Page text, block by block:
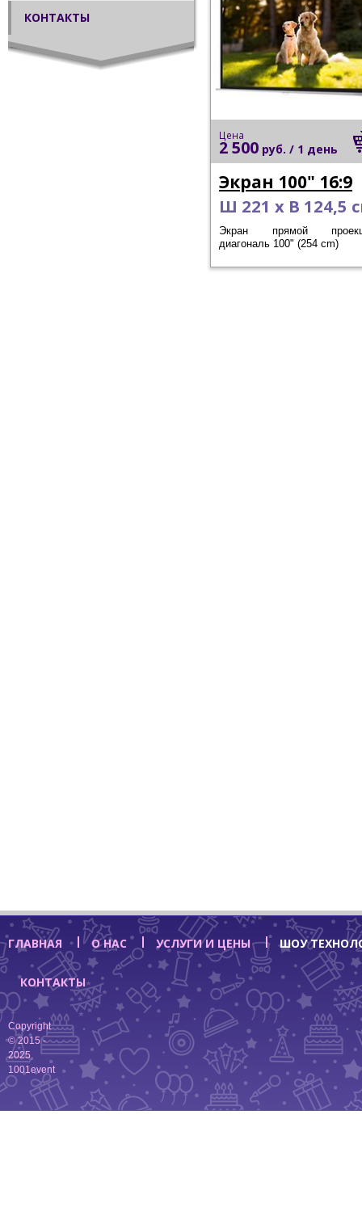
КОНТАКТЫ
Цена
2 500 руб. / 1 день
Экран 100" 16:9
Ш 221 х В 124,5
Экран прямой
диагональ 100" (254 cm)
ГЛАВНАЯ О НАС УСЛУГИ И ЦЕНЫ ШОУ
КОНТАКТЫ
Copyright
© 2015 -
2025,
1001event